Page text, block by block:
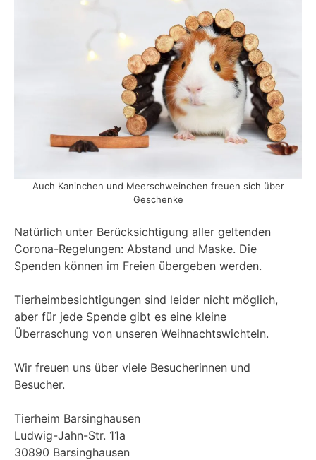
Auch Kaninchen und Meerschweinchen freuen sich über
Geschenke
Natürlich unter Berücksichtigung aller geltenden
Corona-Regelungen: Abstand und Maske. Die
Spenden können im Freien übergeben werden.
Tierheimbesichtigungen sind leider nicht möglich,
aber für jede Spende gibt es eine kleine
Überraschung von unseren Weihnachtswichteln.
Wir freuen uns über viele Besucherinnen und
Besucher.
Tierheim Barsinghausen
Ludwig-Jahn-Str. 11a
30890 Barsinghausen